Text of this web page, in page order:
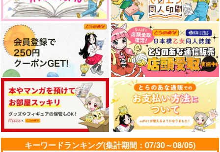
キーワードランキング(集計期間：07/30～08/05)